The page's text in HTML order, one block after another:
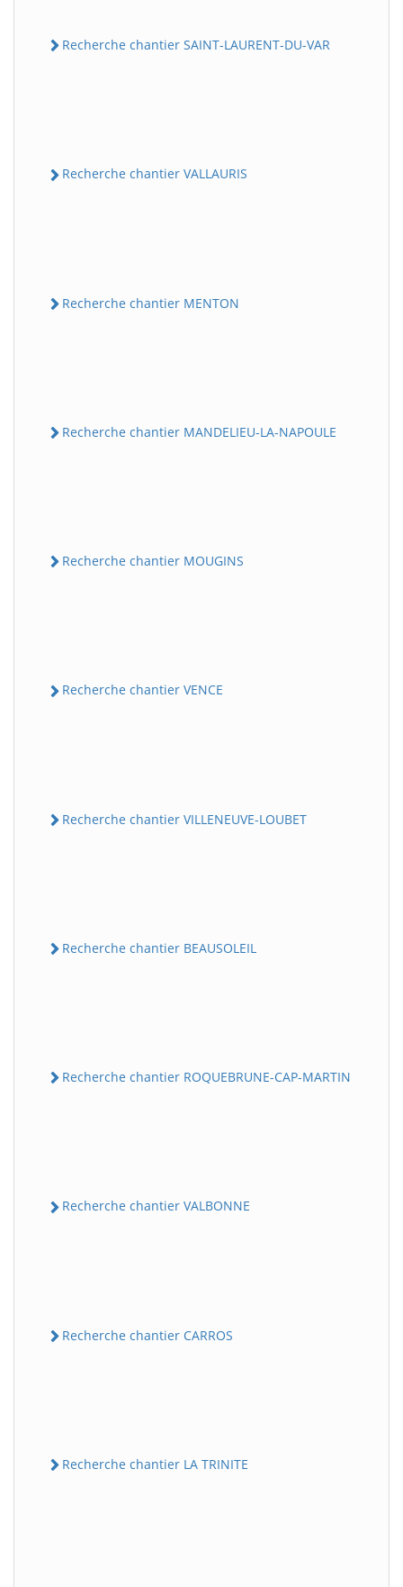
Recherche chantier SAINT-LAURENT-DU-VAR
Recherche chantier VALLAURIS
Recherche chantier MENTON
Recherche chantier MANDELIEU-LA-NAPOULE
Recherche chantier MOUGINS
Recherche chantier VENCE
Recherche chantier VILLENEUVE-LOUBET
Recherche chantier BEAUSOLEIL
Recherche chantier ROQUEBRUNE-CAP-MARTIN
Recherche chantier VALBONNE
Recherche chantier CARROS
Recherche chantier LA TRINITE